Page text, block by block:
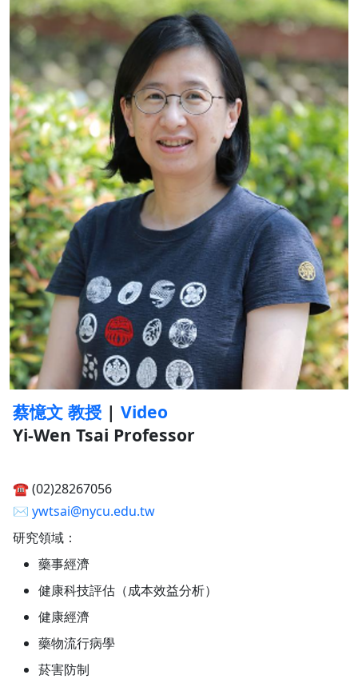
蔡憶文 教授 | Video
Yi-Wen Tsai Professor
☎︎ (02)28267056
✉︎ ywtsai@nycu.edu.tw
研究領域：
藥事經濟
健康科技評估（成本效益分析）
健康經濟
藥物流行病學
菸害防制